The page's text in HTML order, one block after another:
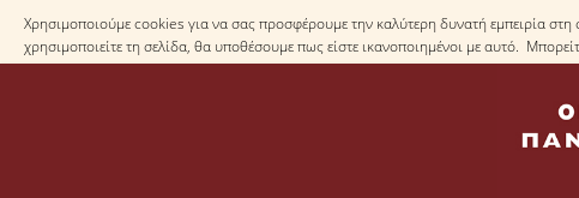
Χρησιμοποιούμε cookies για να σας προσφέρουμε την καλύτερη δυνατή εμπειρία στη
χρησιμοποιείτε τη σελίδα, θα υποθέσουμε πως είστε ικανοποιημένοι με αυτό.